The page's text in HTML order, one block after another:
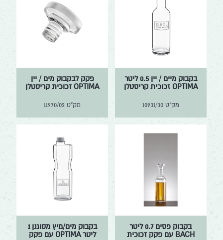
בקבוק מיים / יין 0.5 ליטר
OPTIMA זכוכית קריסטלן
מק"ט10931/30
פקק לבקבוק מים / יין
OPTIMA זכוכית קריסטלן
מק"ט 11970/02
בקבוק פסים 0.7 ליטר
BACH עם פקק זכוכית
בקבוק מים/מיץ מסוגנן 1
ליטר OPTIMA עם פקק